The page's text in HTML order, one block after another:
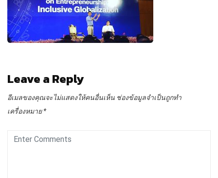
Leave a Reply
อีเมลของคุณจะไม่แสดงให้คนอื่นเห็น ช่องข้อมูลจำเป็นถูกทำ
เครื่องหมาย*